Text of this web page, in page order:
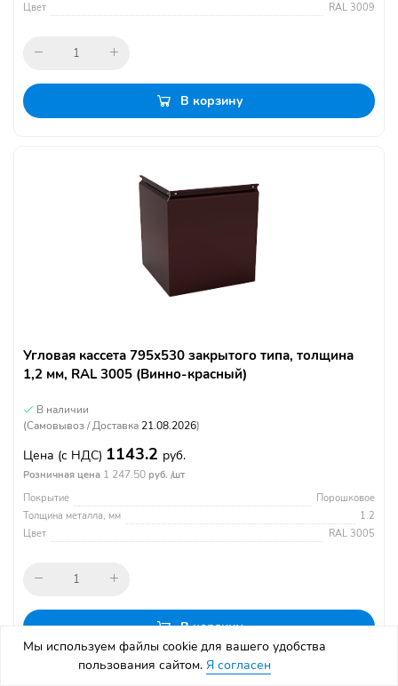
Цвет
RAL 3009
В корзину
Угловая кассета 795х530 закрытого типа, толщина
1,2 мм, RAL 3005 (Винно-красный)
В наличии
(Самовывоз / Доставка 21.08.2026)
Цена (с НДС) 1143.2 руб.
Розничная цена 1 247.50 руб. /шт
Покрытие
Порошковое
Толщина металла, мм
1.2
Цвет
RAL 3005
В корзину
Мы используем файлы cookie для вашего удобства
пользования сайтом. Я согласен